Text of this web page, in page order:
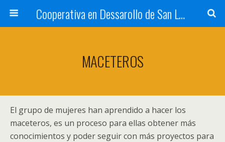
Cooperativa en Dessarollo de San Luis
MACETEROS
El grupo de mujeres han aprendido a hacer los
maceteros, es un proceso para ellas obtener más
conocimientos y poder seguir con más proyectos para